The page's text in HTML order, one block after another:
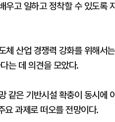
우고 일하고 정착할 수 있도록
산업 경쟁력 강화를 위해서
는 데 의견을 모았다.
같은 기반시설 확충이 동시에
요 과제로 떠오를 전망이다.